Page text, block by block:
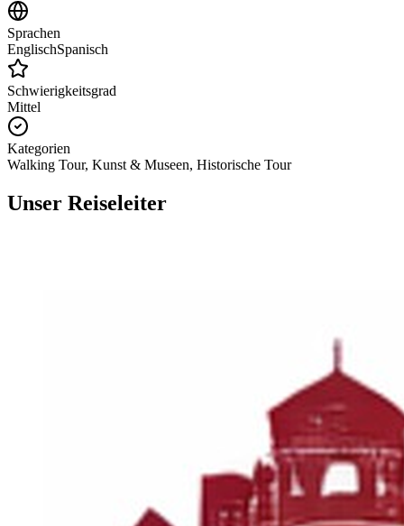
Sprachen
EnglischSpanisch
Schwierigkeitsgrad
Mittel
Kategorien
Walking Tour, Kunst & Museen, Historische Tour
Unser Reiseleiter